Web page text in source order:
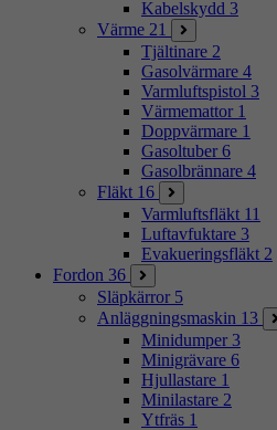
Kabelskydd 3
Värme 21
Tjältinare 2
Gasolvärmare 4
Varmluftspistol 3
Värmemattor 1
Doppvärmare 1
Gasoltuber 6
Gasolbrännare 4
Fläkt 16
Varmluftsfläkt 11
Luftavfuktare 3
Evakueringsfläkt 2
Fordon 36
Släpkärror 5
Anläggningsmaskin 13
Minidumper 3
Minigrävare 6
Hjullastare 1
Minilastare 2
Ytfräs 1